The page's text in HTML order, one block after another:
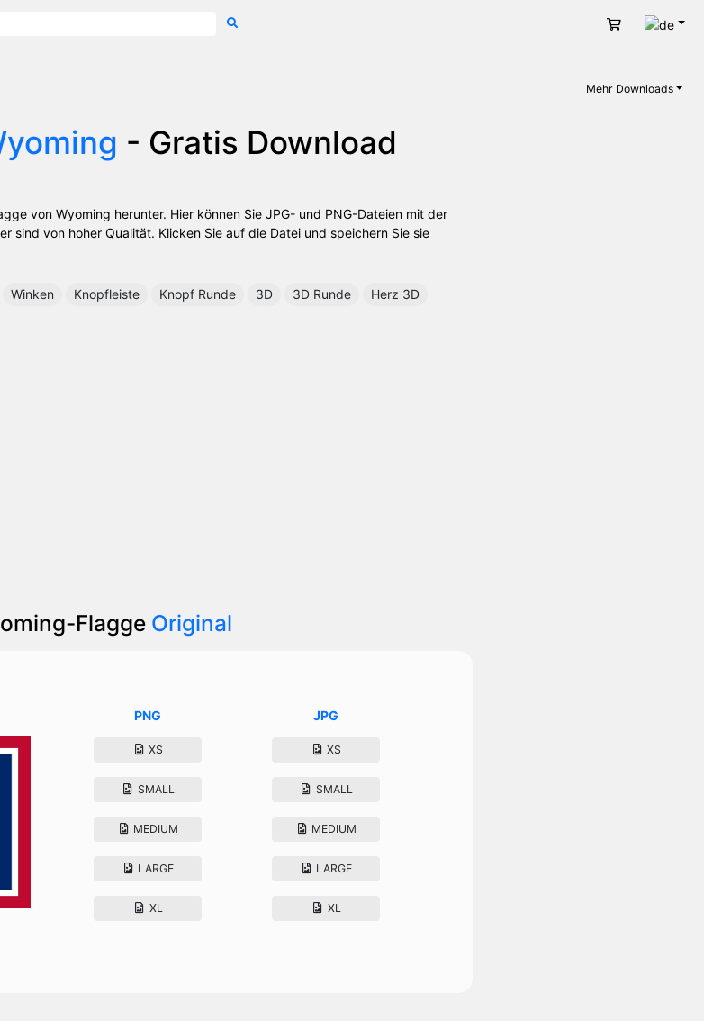
Warenkorb
Mehr Downloads
- Gratis Download
von Wyoming herunter. Hier können Sie JPG- und PNG-Dateien mit der
sind von hoher Qualität. Klicken Sie auf die Datei und speichern Sie sie
Winken Knopfleiste Knopf Runde 3D 3D Runde Herz 3D
Flagge Original
PNG
XS
SMALL
MEDIUM
LARGE
XL
JPG
XS
SMALL
MEDIUM
LARGE
XL